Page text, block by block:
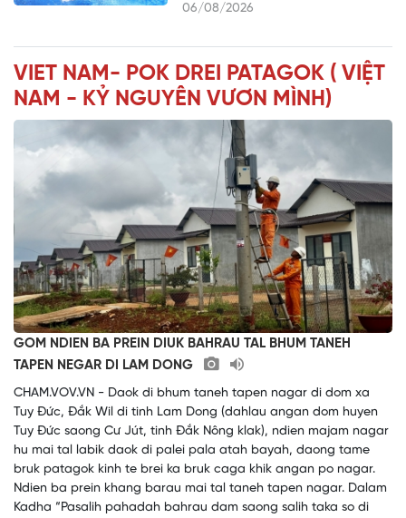
06/08/2026
VIET NAM- POK DREI PATAGOK ( VIỆT
NAM - KỶ NGUYÊN VƯƠN MÌNH)
GOM NDIEN BA PREIN DIUK BAHRAU TAL BHUM TANEH
TAPEN NEGAR DI LAM DONG
CHAM.VOV.VN - Daok di bhum taneh tapen nagar di dom xa
Tuy Đức, Đắk Wil di tinh Lam Dong (dahlau angan dom huyen
Tuy Đức saong Cư Jút, tinh Đắk Nông klak), ndien majam nagar
hu mai tal labik daok di palei pala atah bayah, daong tame
bruk patagok kinh te brei ka bruk caga khik angan po nagar.
Ndien ba prein khang barau mai tal taneh tapen nagar. Dalam
Kadha “Pasalih pahadah bahrau dam saong salih taka so di